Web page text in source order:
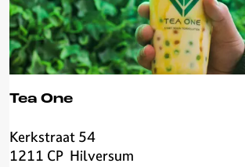
Tea One
T
e
Kerkstraat 54
1211 CP Hilversum